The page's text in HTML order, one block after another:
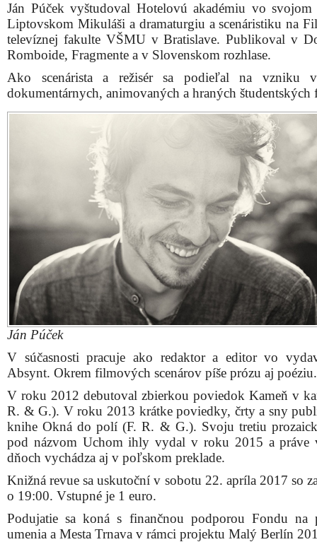
Ján Púček vyštudoval Hotelovú akadémiu vo svojom
Liptovskom Mikuláši a dramaturgiu a scenáristiku na
televíznej fakulte VŠMU v Bratislave. Publikoval v
Romboide, Fragmente a v Slovenskom rozhlase.
Ako scenárista a režisér sa podieľal na vzniku
dokumentárnych, animovaných a hraných študentských
Ján Púček
V súčasnosti pracuje ako redaktor a editor vo
Absynt. Okrem filmových scenárov píše prózu aj poéziu.
V roku 2012 debutoval zbierkou poviedok Kameň v
R. & G.). V roku 2013 krátke poviedky, črty a sny
knihe Okná do polí (F. R. & G.). Svoju tretiu
pod názvom Uchom ihly vydal v roku 2015 a práve
dňoch vychádza aj v poľskom preklade.
Knižná revue sa uskutoční v sobotu 22. apríla 2017 so
o 19:00. Vstupné je 1 euro.
Podujatie sa koná s finančnou podporou Fondu na
umenia a Mesta Trnava v rámci projektu Malý Berlín